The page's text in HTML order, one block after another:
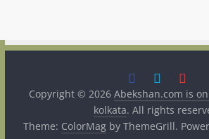
Copyright © 2026 Abekshan.com is
kolkata. All rights
Theme: ColorMagby ThemeGrill.